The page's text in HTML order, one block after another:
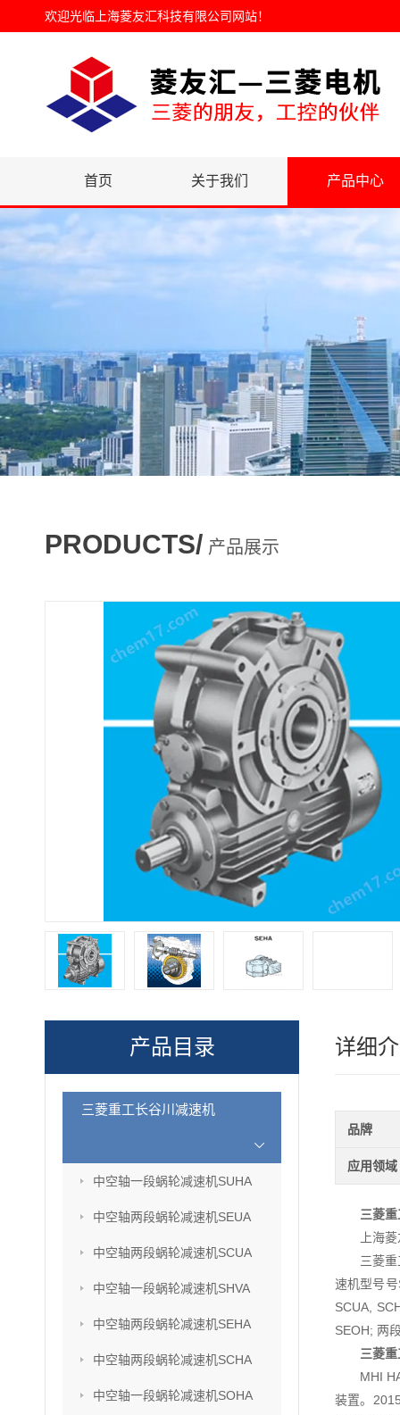
欢迎光临 上海菱友汇科技有限公司网站！
首页 关于我们 产品中心
PRODUCTS/ 产品展示
产品目录
三菱重工长谷川减速机
中空轴一段蜗轮减速机SUHA
中空轴两段蜗轮减速机SEUA
中空轴两段蜗轮减速机SCUA
中空轴一段蜗轮减速机SHVA
中空轴两段蜗轮减速机SEHA
中空轴两段蜗轮减速机SCHA
中空轴一段蜗轮减速机SOHA
详细
品牌
应用领域
三菱
上海
三菱
速机型号
SCUA,
SEOH; 两
三菱
MHI
装置。